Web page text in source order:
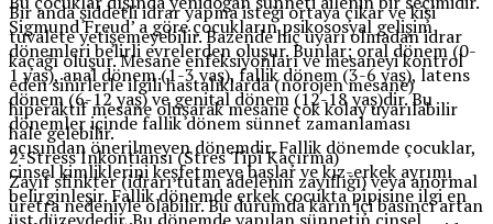
Bir anda şiddetli idrar yapma isteği ortaya çıkar ve kişi
tuvalete yetişemeyebilir. Bazende hiç uyarı olmadan idrar
kaçağı oluşur. Mesane enfeksiyonları ve mesaneyi kontrol
eden sinirlerle ilgili hastalıklarda (nörojen mesane)
hiperaktif mesane oluşarak mesane çok kolay uyarılabilir
hale gelebilir.
2-Stress İnkontiansı (Stres Tipi Kaçırma)
Zayıf sfinkter (idrarı tutan adelenin zayıflığı) veya anormal
üretra nedeniyle olabilir. Bu durumda karın içi basıncı artan
Sigmund Freud’ a göre çocukların psikososyal gelişim
dönemleri belirli evrelerden oluşur. Bunlar; oral dönem (0-
1 yaş), anal dönem (1-3 yaş), fallik dönem (3-6 yaş), latens
dönem (6-12 yaş) ve genital dönem (12-18 yaş)dir. Bu
dönemler içinde fallik dönem sünnet zamanlaması
açısından önerilmeyen dönemdir. Fallik dönemde çocuklar,
cinsel kimliklerini keşfetmeye başlar ve kız-erkek ayrımı
belirginleşir. Fallik dönemde erkek çocukta pipisine ilgi en
üst düzeydedir. Bu dönemde yapılan sünnetin cinsel